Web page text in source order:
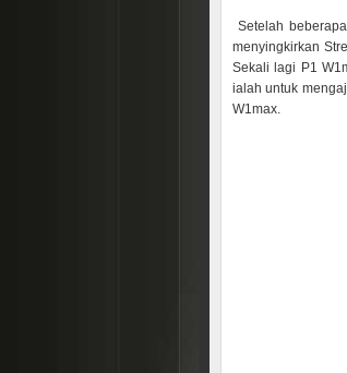
Setelah
menyingkirkan
Sekali lagi P1
ialah untuk
W1max.